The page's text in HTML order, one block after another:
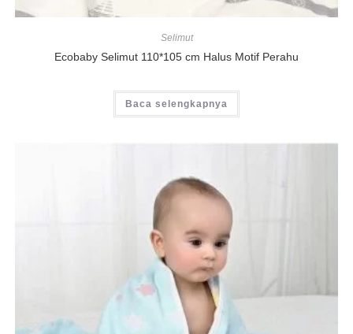
Selimut
Ecobaby Selimut 110*105 cm Halus Motif Perahu
Baca selengkapnya